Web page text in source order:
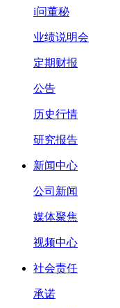
i问董秘
业绩说明会
定期财报
公告
历史行情
研究报告
新闻中心
公司新闻
媒体聚焦
视频中心
社会责任
承诺